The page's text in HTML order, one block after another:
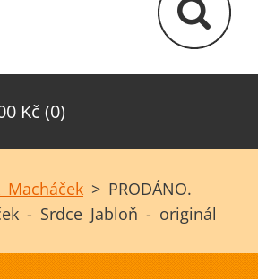
Kč (0)
Macháček > PRODÁNO.
- Srdce Jabloň - originál